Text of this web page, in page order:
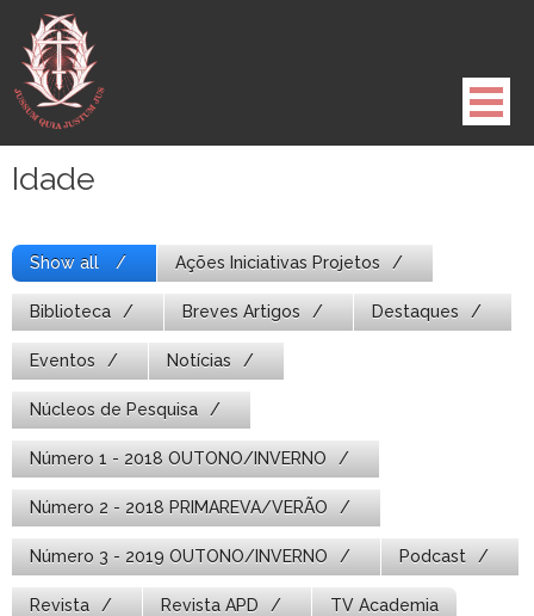
para
conteúdo
Idade
Show all Ações Iniciativas Projetos
Biblioteca Breves Artigos Destaques
Eventos Notícias
Núcleos de Pesquisa
Número 1 - 2018 OUTONO/INVERNO
Número 2 - 2018 PRIMAREVA/VERÃO
Número 3 - 2019 OUTONO/INVERNO Podcast
Revista Revista APD TV Academia